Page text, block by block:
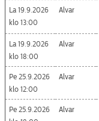
La 19.9.2026
13:00
Alvar
La 19.9.2026
18:00
Alvar
Pe 25.9.2026
12:00
Alvar
Pe 25.9.2026
Alvar